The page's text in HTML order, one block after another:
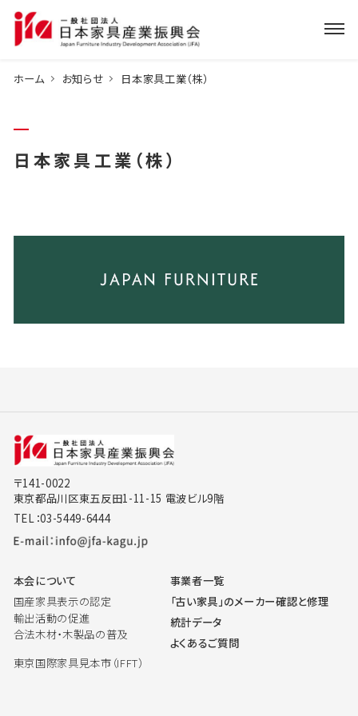
ホーム お知らせ 日本家具工業（株）
日本家具工業（株）
〒141-0022
東京都品川区東五反田1-11-15 電波ビル9階
TEL：03-5449-6444
本会について
国産家具表示の認定
輸出活動の促進
合法木材・木製品の普及
東京国際家具見本市（IFFT）
事業者一覧
「古い家具」のメーカー確認と修理
統計データ
よくあるご質問